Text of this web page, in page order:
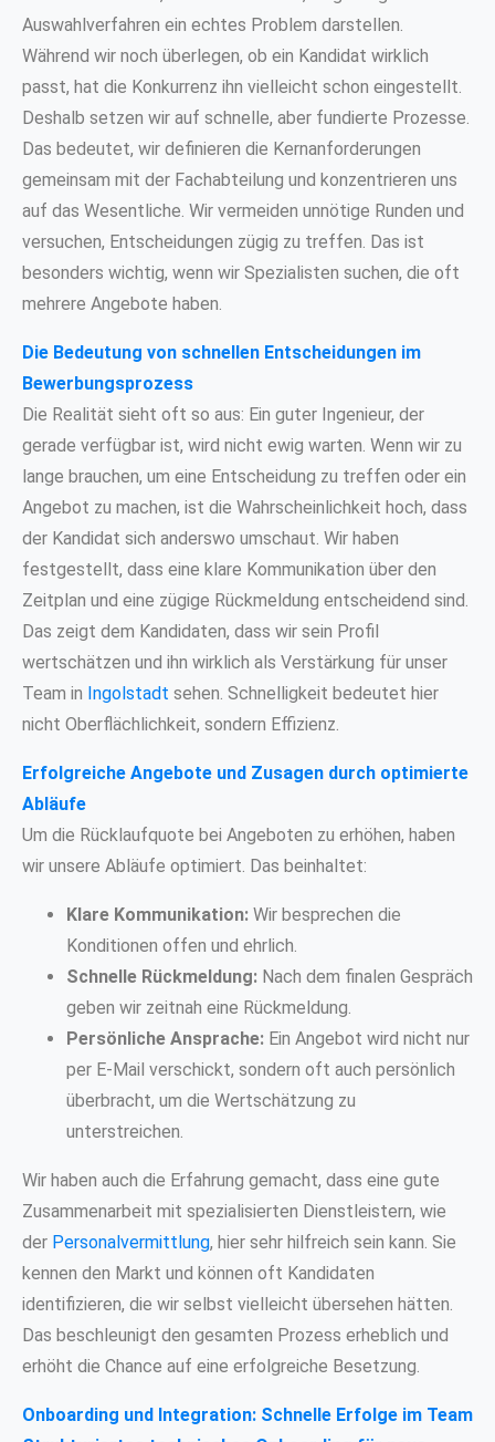
Auswahlverfahren ein echtes Problem darstellen.
Während wir noch überlegen, ob ein Kandidat wirklich
passt, hat die Konkurrenz ihn vielleicht schon eingestellt.
Deshalb setzen wir auf schnelle, aber fundierte Prozesse.
Das bedeutet, wir definieren die Kernanforderungen
gemeinsam mit der Fachabteilung und konzentrieren uns
auf das Wesentliche. Wir vermeiden unnötige Runden und
versuchen, Entscheidungen zügig zu treffen. Das ist
besonders wichtig, wenn wir Spezialisten suchen, die oft
mehrere Angebote haben.
Die Bedeutung von schnellen Entscheidungen im
Bewerbungsprozess
Die Realität sieht oft so aus: Ein guter Ingenieur, der
gerade verfügbar ist, wird nicht ewig warten. Wenn wir zu
lange brauchen, um eine Entscheidung zu treffen oder ein
Angebot zu machen, ist die Wahrscheinlichkeit hoch, dass
der Kandidat sich anderswo umschaut. Wir haben
festgestellt, dass eine klare Kommunikation über den
Zeitplan und eine zügige Rückmeldung entscheidend sind.
Das zeigt dem Kandidaten, dass wir sein Profil
wertschätzen und ihn wirklich als Verstärkung für unser
Team in Ingolstadt sehen. Schnelligkeit bedeutet hier
nicht Oberflächlichkeit, sondern Effizienz.
Erfolgreiche Angebote und Zusagen durch optimierte
Abläufe
Um die Rücklaufquote bei Angeboten zu erhöhen, haben
wir unsere Abläufe optimiert. Das beinhaltet:
Klare Kommunikation: Wir besprechen die
Konditionen offen und ehrlich.
Schnelle Rückmeldung: Nach dem finalen Gespräch
geben wir zeitnah eine Rückmeldung.
Persönliche Ansprache: Ein Angebot wird nicht nur
per E-Mail verschickt, sondern oft auch persönlich
überbracht, um die Wertschätzung zu
unterstreichen.
Wir haben auch die Erfahrung gemacht, dass eine gute
Zusammenarbeit mit spezialisierten Dienstleistern, wie
der Personalvermittlung, hier sehr hilfreich sein kann. Sie
kennen den Markt und können oft Kandidaten
identifizieren, die wir selbst vielleicht übersehen hätten.
Das beschleunigt den gesamten Prozess erheblich und
erhöht die Chance auf eine erfolgreiche Besetzung.
Onboarding und Integration: Schnelle Erfolge im Team